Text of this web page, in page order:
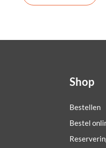
Shop
Bestellen
Bestel